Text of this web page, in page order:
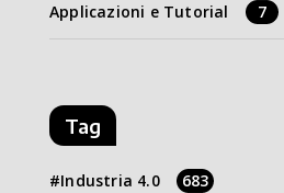
Applicazioni e Tutorial 7
Tag
Industria 4.0 683